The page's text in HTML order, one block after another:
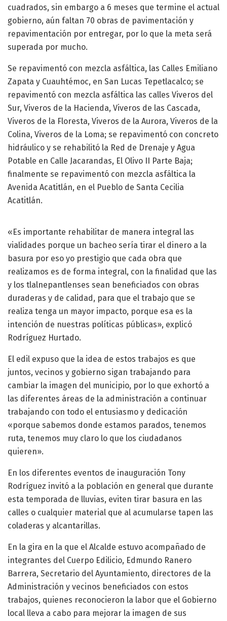
cuadrados, sin embargo a 6 meses que termine el actual
gobierno, aún faltan 70 obras de pavimentación y
repavimentación por entregar, por lo que la meta será
superada por mucho.
Se repavimentó con mezcla asfáltica, las Calles Emiliano
Zapata y Cuauhtémoc, en San Lucas Tepetlacalco; se
repavimentó con mezcla asfáltica las calles Viveros del
Sur, Viveros de la Hacienda, Viveros de las Cascada,
Viveros de la Floresta, Viveros de la Aurora, Viveros de la
Colina, Viveros de la Loma; se repavimentó con concreto
hidráulico y se rehabilitó la Red de Drenaje y Agua
Potable en Calle Jacarandas, El Olivo II Parte Baja;
finalmente se repavimentó con mezcla asfáltica la
Avenida Acatitlán, en el Pueblo de Santa Cecilia
Acatitlán.
«Es importante rehabilitar de manera integral las
vialidades porque un bacheo sería tirar el dinero a la
basura por eso yo prestigio que cada obra que
realizamos es de forma integral, con la finalidad que las
y los tlalnepantlenses sean beneficiados con obras
duraderas y de calidad, para que el trabajo que se
realiza tenga un mayor impacto, porque esa es la
intención de nuestras políticas públicas», explicó
Rodríguez Hurtado.
El edil expuso que la idea de estos trabajos es que
juntos, vecinos y gobierno sigan trabajando para
cambiar la imagen del municipio, por lo que exhortó a
las diferentes áreas de la administración a continuar
trabajando con todo el entusiasmo y dedicación
«porque sabemos donde estamos parados, tenemos
ruta, tenemos muy claro lo que los ciudadanos
quieren».
En los diferentes eventos de inauguración Tony
Rodríguez invitó a la población en general que durante
esta temporada de lluvias, eviten tirar basura en las
calles o cualquier material que al acumularse tapen las
coladeras y alcantarillas.
En la gira en la que el Alcalde estuvo acompañado de
integrantes del Cuerpo Edilicio, Edmundo Ranero
Barrera, Secretario del Ayuntamiento, directores de la
Administración y vecinos beneficiados con estos
trabajos, quienes reconocieron la labor que el Gobierno
local lleva a cabo para mejorar la imagen de sus